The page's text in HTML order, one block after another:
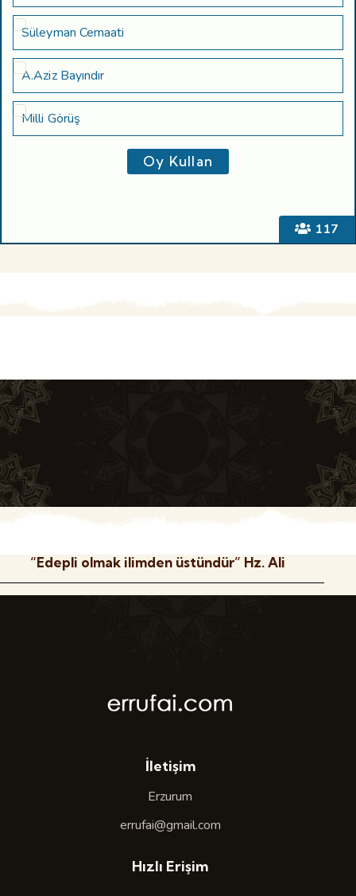
117
Süleyman Cemaati
A.Aziz Bayındır
Milli Görüş
“Edepli olmak ilimden üstündür” Hz. Ali
İletişim
Erzurum
errufai@gmail.com
Hızlı Erişim